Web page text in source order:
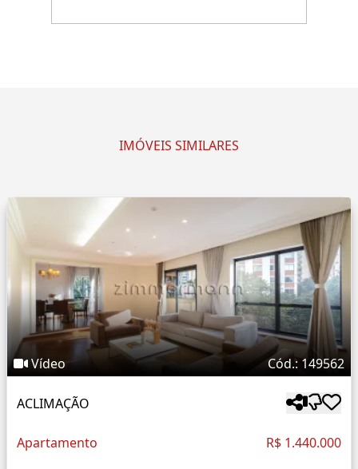
IMÓVEIS SIMILARES
Vídeo Cód.: 149562
ACLIMAÇÃO
Apartamento R$ 1.440.000